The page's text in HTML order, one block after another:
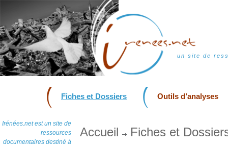
un site de
Fiches et Dossiers Outils d’analyses
Irénées.net est un site de
ressources
documentaires destiné à
Accueil Fiches et